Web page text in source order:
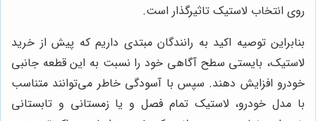
روی انتخاب لاستیک تاثیرگذار است.
بنابراین توصیه اکید به رانندگان مبتدی داریم که پیش از خرید
لاستیک، بایستی سطح آگاهی خود را نسبت به این قطعه جانبی
خودرو افزایش دهند. سپس با آسودگی خاطر می‌توانند متناسب
با مدل خودرو، لاستیک تمام فصل و یا زمستانی و تابستانی